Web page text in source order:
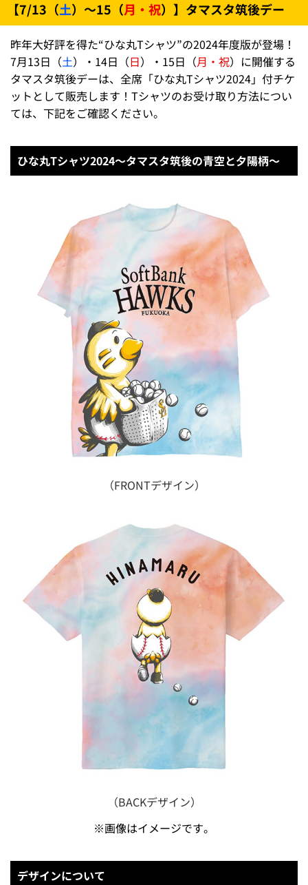
【7/13（土）～15（月・祝）】タマスタ筑後デー
昨年大好評を得た“ひな丸Tシャツ”の2024年度版が登場！
7月13日（土）・14日（日）・15日（月・祝）に開催する
タマスタ筑後デーは、全席「ひな丸Tシャツ2024」付チケ
ットとして販売します！Tシャツのお受け取り方法につい
ては、下記をご確認ください。
ひな丸Tシャツ2024～タマスタ筑後の青空と夕陽柄～
（FRONTデザイン）
（BACKデザイン）
※画像はイメージです。
デザインについて